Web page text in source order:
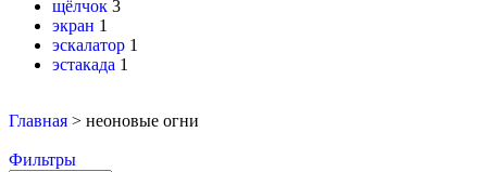
щёлчок 3
экран 1
эскалатор 1
эстакада 1
Главная > неоновые огни
Фильтры